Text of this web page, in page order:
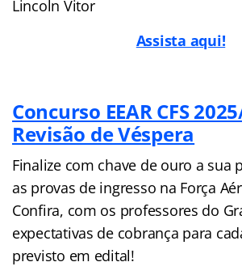
Lincoln Vitor
Assista aqui!
Concurso EEAR CFS
Revisão de Véspera
Finalize com chave de ouro a sua
as provas de ingresso na Força
Confira, com os professores do
expectativas de cobrança para
previsto em edital!